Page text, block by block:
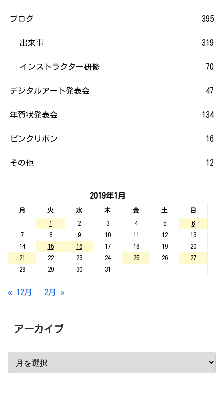
ブログ 395
出来事 319
インストラクター研修 70
デジタルアート発表会 47
年賀状発表会 134
ピンクリボン 16
その他 12
2019年1月
月 火 水 木 金 土
日
1
2 3 4 5
6
7
8 9 10 11 12
13
14
15 16 17 18 19
20
21
22 23 24 25 26
27
28
29 30 31
« 12月 2月 »
アーカイブ